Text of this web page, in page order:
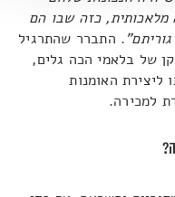
מלאכותית, כזה שבו הם
. התברר שהתרגיל
של בלאמי הכה גלים,
ליצירת האומנות
למכירה.